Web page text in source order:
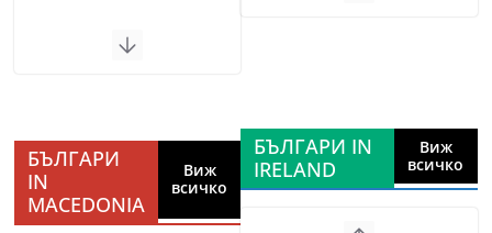
БЪЛГАРИ
IN
MACEDONIA
Виж
всичко
БЪЛГАРИ IN
IRELAND
Виж
всичко